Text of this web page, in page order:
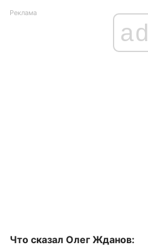
Реклама
ad
Что сказал Олег Жданов: